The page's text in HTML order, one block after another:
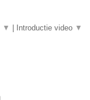
▼ Introductie video ▼